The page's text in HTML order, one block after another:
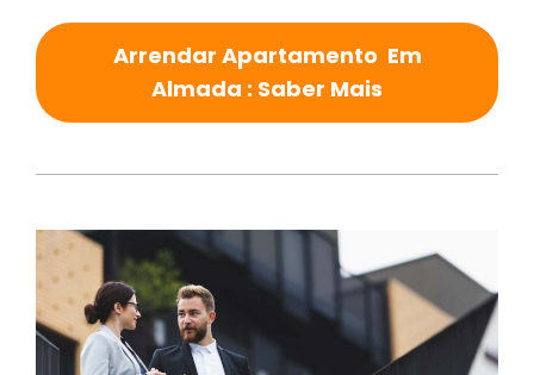
Arrendar Apartamento Em
Almada : Saber Mais